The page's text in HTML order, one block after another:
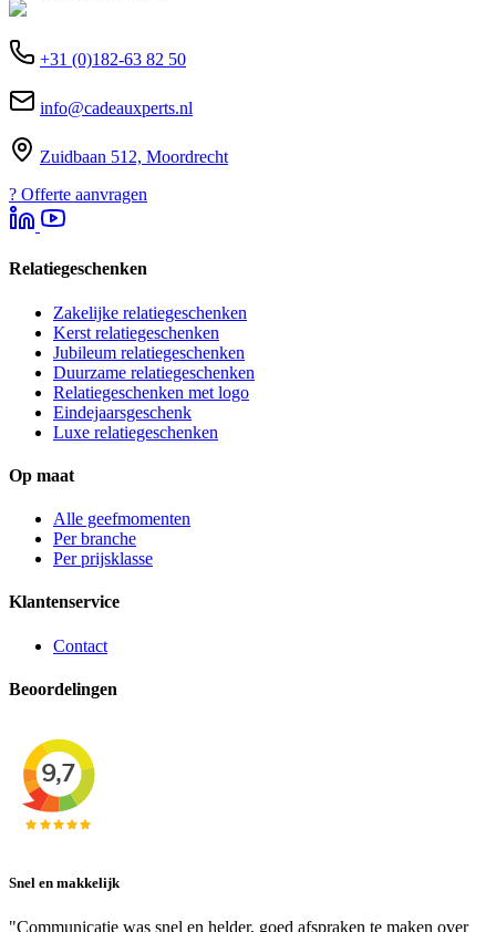
+31 (0)182-63 82 50
info@cadeauxperts.nl
Zuidbaan 512, Moordrecht
? Offerte aanvragen
Relatiegeschenken
Zakelijke relatiegeschenken
Kerst relatiegeschenken
Jubileum relatiegeschenken
Duurzame relatiegeschenken
Relatiegeschenken met logo
Eindejaarsgeschenk
Luxe relatiegeschenken
Op maat
Alle geefmomenten
Per branche
Per prijsklasse
Klantenservice
Contact
Beoordelingen
Snel en makkelijk
"Communicatie was snel en helder, goed afspraken te maken over